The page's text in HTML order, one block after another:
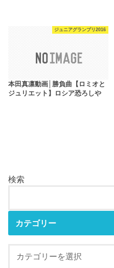
ジュニアグランプリ2016
本田真凛動画│勝負曲【ロミオと
ジュリエット】ロシア恐ろしや
検索
カテゴリー